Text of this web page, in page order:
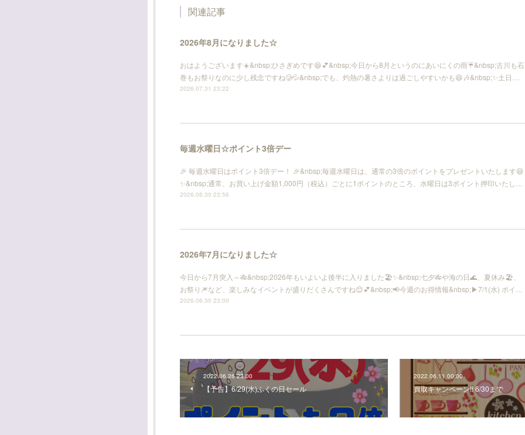
関連記事
2026年8月になりました☆
おはようございます☀️&nbsp;ひさぎめです😆💕&nbsp;今日から8月というのにあいにくの雨☔️&nbsp;古川も石
巻もお祭りなのに少し残念ですね🥲💦&nbsp;でも、灼熱の暑さよりは過ごしやすいかも😆🎶&nbsp;✨土日…
2026.07.31 23:22
毎週水曜日☆ポイント3倍デー
🎉 毎週水曜日はポイント3倍デー！ 🎉&nbsp;毎週水曜日は、通常の3倍のポイントをプレゼントいたします😆
✨&nbsp;通常、お買い上げ金額1,000円（税込）ごとに1ポイントのところ、水曜日は3ポイント押印いたし…
2026.06.30 23:56
2026年7月になりました☆
今日から7月突入～🎋&nbsp;2026年もいよいよ後半に入りました🏖️✨&nbsp;七夕🎋や海の日🌊、夏休み🏖、
お祭り🎆など、楽しみなイベントが盛りだくさんですね😊💕&nbsp;📢今週のお得情報&nbsp;▶7/1(水) ポイ…
2026.06.30 23:00
2022.06.26 23:00
【予告】6/29(水)ふくの日セール
2022.06.11 00:00
買取キャンペーン!! 6/30まで